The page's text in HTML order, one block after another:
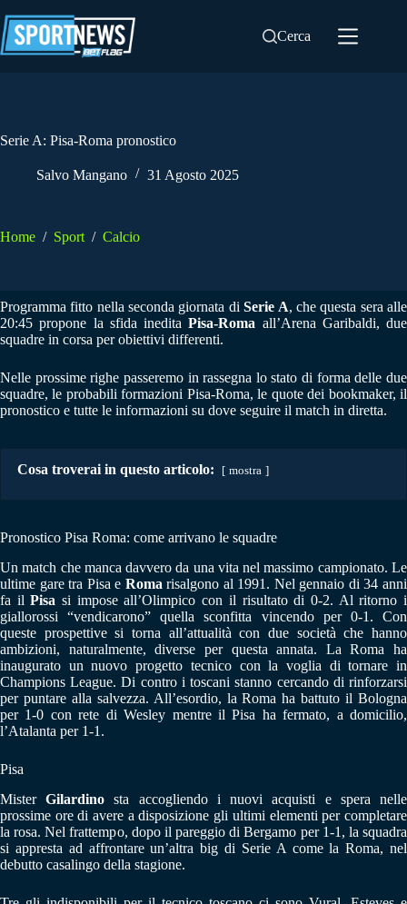
al
contenuto
Cerca
Serie A: Pisa-Roma pronostico
Salvo Mangano 31 Agosto 2025
Home / Sport / Calcio
Programma fitto nella seconda giornata diSerie A, che questa sera alle
20:45 propone la sfida ineditaPisa-Roma all’Arena Garibaldi, due
squadre in corsa per obiettivi differenti.
Nelle prossime righe passeremo in rassegna lo stato di forma delle due
squadre, le probabili formazioni Pisa-Roma, le quote dei bookmaker, il
pronostico e tutte le informazioni su dove seguire il match in diretta.
Cosa troverai in questo articolo: mostra
Pronostico Pisa Roma: come arrivano le squadre
Un match che manca davvero da una vita nel massimo campionato. Le
ultime gare tra Pisa e Roma risalgono al 1991. Nel gennaio di 34 anni
fa ilPisa si impose all’Olimpico con il risultato di 0-2. Al ritorno i
giallorossi “vendicarono” quella sconfitta vincendo per 0-1. Con
queste prospettive si torna all’attualità con due società che hanno
ambizioni, naturalmente, diverse per questa annata. La Roma ha
inaugurato un nuovo progetto tecnico con la voglia di tornare in
Champions League. Di contro i toscani stanno cercando di rinforzarsi
per puntare alla salvezza. All’esordio, la Roma ha battuto il Bologna
per 1-0 con rete di Wesley mentre il Pisa ha fermato, a domicilio,
l’Atalanta per 1-1.
Pisa
MisterGilardino sta accogliendo i nuovi acquisti e spera nelle
prossime ore di avere a disposizione gli ultimi elementi per completare
la rosa. Nel frattempo, dopo il pareggio di Bergamo per 1-1, la squadra
si appresta ad affrontare un’altra big di Serie A come la Roma, nel
debutto casalingo della stagione.